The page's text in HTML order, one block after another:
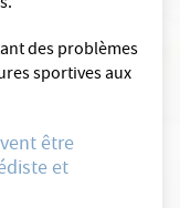
des problèmes
sportives aux
être
et